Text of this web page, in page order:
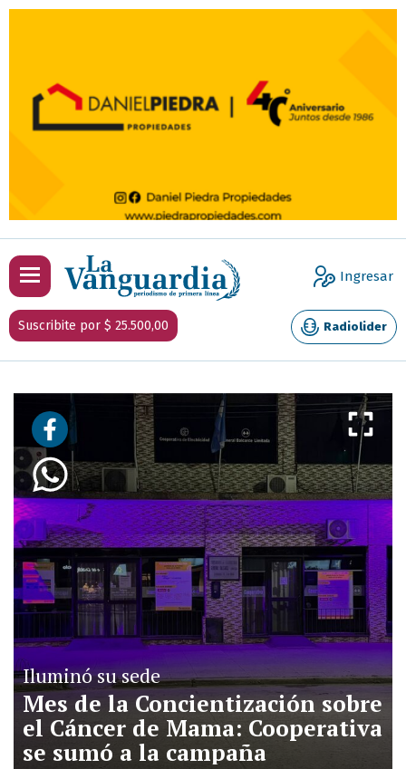
Ingresar
Suscribite por $ 25.500,00 Radiolider
Iluminó su sede
Mes de la Concientización sobre
el Cáncer de Mama: Cooperativa
se sumó a la campaña